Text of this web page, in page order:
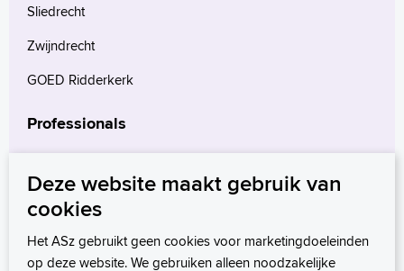
Sliedrecht
Zwijndrecht
GOED Ridderkerk
Professionals
Verwijzers
Wetenschappelijk onderzoek
Deze website maakt gebruik van
cookies
Het ASz gebruikt geen cookies voor marketingdoeleinden
op deze website. We gebruiken alleen noodzakelijke